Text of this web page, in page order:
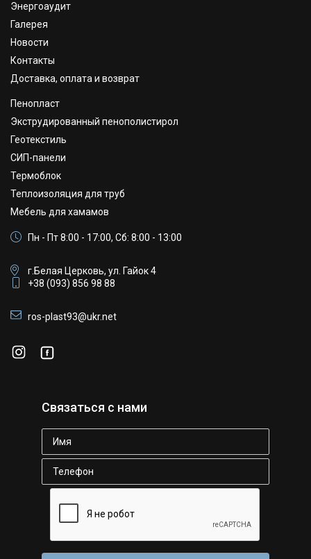
Энергоаудит
Галерея
Новости
Контакты
Доставка, оплата и возврат
Пенопласт
Экструдированный пенополистирол
Геотекстиль
СИП-панели
Термоблок
Теплоизоляция для труб
Мебель для хамамов
Пн - Пт 8:00 - 17:00, Сб: 8:00 - 13:00
г.Белая Церковь, ул. Гайок 4
+38 (093) 856 98 88
ros-plast93@ukr.net
Связаться с нами